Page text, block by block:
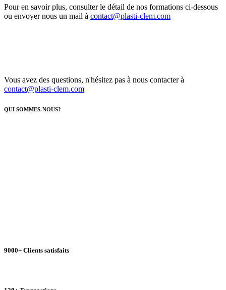
Pour en savoir plus, consulter le détail de nos formations ci-dessous
ou envoyer nous un mail à contact@plasti-clem.com
Vous avez des questions, n'hésitez pas à nous contacter à
contact@plasti-clem.com
QUI SOMMES-NOUS?
9000+ Clients satisfaits